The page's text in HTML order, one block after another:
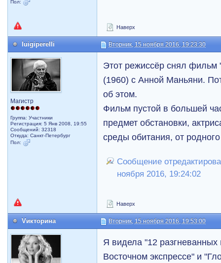
Пол:
Наверх
luigiperelli Вторник, 15 ноября 2016, 19:23:30
Магистр
Группа: Участники
Регистрация: 5 Янв 2008, 19:55
Сообщений: 32318
Откуда: Санкт-Петербург
Пол:
Этот режиссёр снял фильм
(1960) с Анной Маньяни.
об этом.
Фильм пустой в большей
предмет обстановки,
среды обитания, от
Сообщение
ноября 2016, 19:24:02
Наверх
Vикторина Вторник, 15 ноября 2016, 19:53:00
Я видела "12
Восточном экспрессе" и